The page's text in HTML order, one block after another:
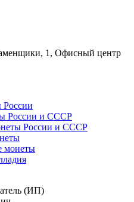
1, Офисный центр
России и СССР
России и СССР
монеты
(ИП)